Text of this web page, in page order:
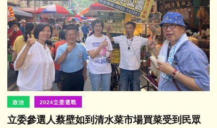
政治 2024立委選戰
立委參選人蔡壁如到清水菜市場買菜受到民眾